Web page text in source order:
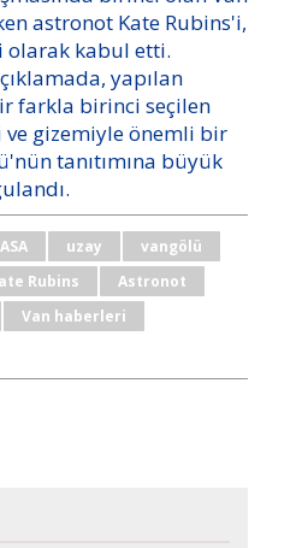
astronot Kate Rubins'i,
olarak kabul etti.
yapılan
farkla birinci seçilen
ve gizemiyle önemli bir
tanıtımına büyük
uzay
vangölü
Rubins
Astronot
Van haberleri